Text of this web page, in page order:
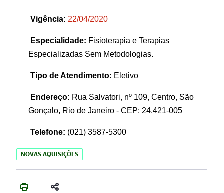
Vigência: 22/04/2020
Especialidade: Fisioterapia e Terapias
Especializadas Sem Metodologias.
Tipo de Atendimento: Eletivo
Endereço: Rua Salvatori, nº 109, Centro, São
Gonçalo, Rio de Janeiro - CEP: 24.421-005
Telefone: (021) 3587-5300
NOVAS AQUISIÇÕES